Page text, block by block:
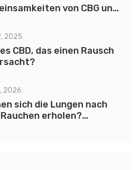
von CBG und
2025
CBD, das einen Rausch
2026
sich die Lungen nach
erholen?